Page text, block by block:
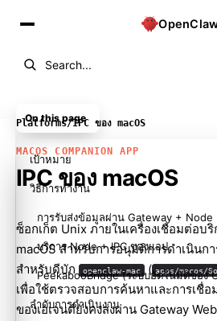
Search...
Platforms/IPC ของ macOS
MACOS COMPANION APP
IPC ของ macOS
ซ็อกเก็ต Unix ภายในเครื่องเชื่อมต่อบ
macOS สำหรับการอนุมัติการดำเนินก
สำหรับดีบัก openclaw-mac ( apps/macos/
เพื่อใช้ตรวจสอบการค้นหาและการเชื่
ของเอเจนต์ยังคงส่งผ่าน Gateway
On this page
เป้าหมาย
วิธีการทำงาน
การรับส่งข้อมูลผ่าน Gateway + Node
บริการ Node + IPC ของแอป
PeekabooBridge (ระบบอัตโนมัติของ
ลำดับการดำเนินงาน